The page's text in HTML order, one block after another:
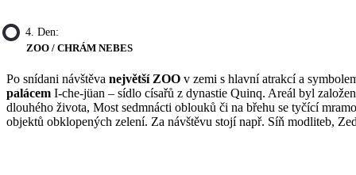
4. Den:
ZOO / CHRÁM NEBES
Po snídani návštěva největší ZOO v zemi s hlavní atrakcí a
palácem I-che-jüan – sídlo císařů z dynastie Quinq. Areál byl
dlouhého života, Most sedmnácti oblouků či na břehu se tyčící
objektů obklopených zelení. Za návštěvu stojí např. Síň modliteb,